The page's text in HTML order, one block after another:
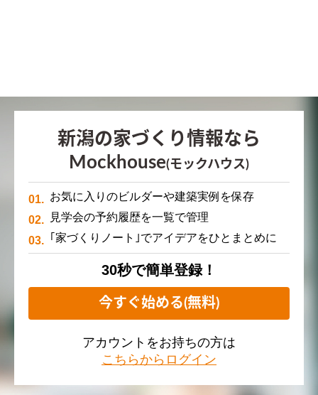
新潟の家づくり情報なら
Mockhouse(モックハウス)
お気に入りのビルダーや建築実例を保存
見学会の予約履歴を一覧で管理
｢家づくりノート｣でアイデアをひとまとめに
30秒で簡単登録！
今すぐ始める(無料)
アカウントをお持ちの方は
こちらからログイン